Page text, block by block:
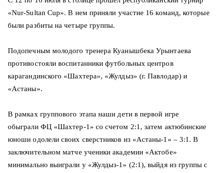
«Nur-Sultan Cup». В нем приняли участие 16 команд, которые
были разбиты на четыре группы.
Подопечным молодого тренера Куанышбека Урынтаева
противостояли воспитанники футбольных центров
карагандинского «Шахтера», «Жулдыз» (г. Павлодар) и
«Астаны».
В рамках группового этапа наши дети в первой игре
обыграли ФЦ «Шахтер-1» со счетом 2:1, затем актюбинские
юноши одолели своих сверстников из «Астаны-1» – 3:1. В
заключительном матче ученики академии «Актобе»
минимально выиграли у «Жулдыз-1» (2:1), выйдя из группы с